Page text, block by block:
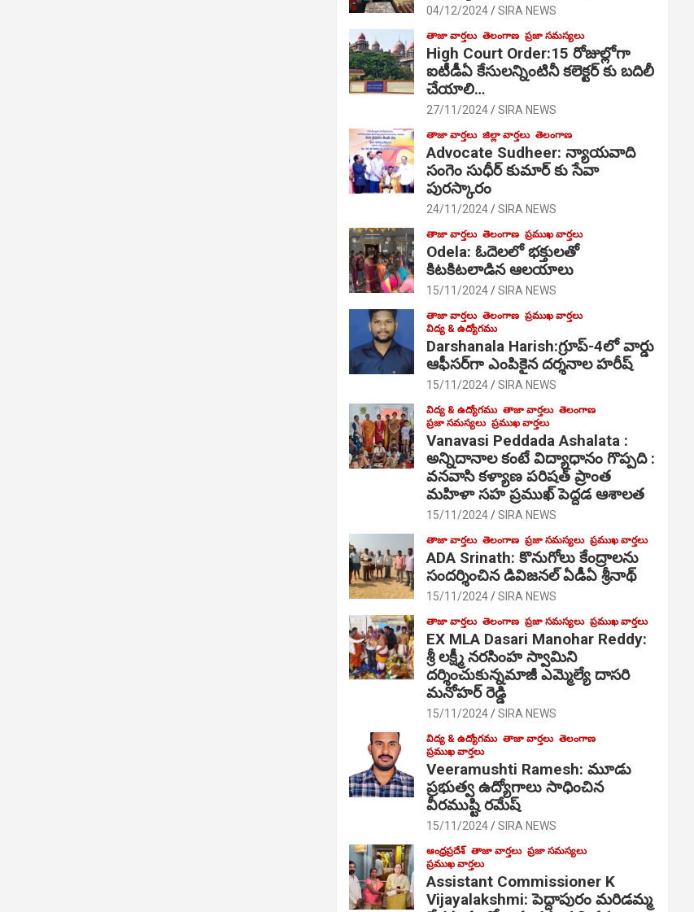
04/12/2024 SIRA NEWS
తాజా వార్తలు తెలంగాణ ప్రజా సమస్యలు
High Court Order:15 రోజుల్లోగా
ఐటీడీఏ కేసులన్నింటినీ కలెక్టర్ కు బదిలీ
చేయాలి…
27/11/2024 SIRA NEWS
తాజా వార్తలు జిల్లా వార్తలు తెలంగాణ
Advocate Sudheer: న్యాయవాది
సంగెం సుధీర్ కుమార్ కు సేవా
పురస్కారం
24/11/2024 SIRA NEWS
తాజా వార్తలు తెలంగాణ ప్రముఖ వార్తలు
Odela: ఓదెల‌లో భక్తులతో
కిటకిటలాడిన ఆల‌యాలు
15/11/2024 SIRA NEWS
తాజా వార్తలు తెలంగాణ ప్రముఖ వార్తలు
విద్య & ఉద్యోగము
Darshanala Harish:గ్రూప్-4లో వార్డు
ఆఫీసర్‌గా ఎంపికైన దర్శనాల హరీష్
15/11/2024 SIRA NEWS
విద్య & ఉద్యోగము తాజా వార్తలు తెలంగాణ
ప్రజా సమస్యలు ప్రముఖ వార్తలు
Vanavasi Peddada Ashalata :
అన్నిదానాల కంటే విద్యాధానం గొప్పది :
వనవాసి కళ్యాణ పరిషత్ ప్రాంత
మహిళా సహ ప్రముఖ్ పెద్దడ ఆశాలత
15/11/2024 SIRA NEWS
తాజా వార్తలు తెలంగాణ ప్రజా సమస్యలు ప్రముఖ వార్తలు
ADA Srinath: కొనుగోలు కేంద్రాల‌ను
సంద‌ర్శించిన డివిజనల్ ఏడీఏ శ్రీనాథ్
15/11/2024 SIRA NEWS
తాజా వార్తలు తెలంగాణ ప్రజా సమస్యలు ప్రముఖ వార్తలు
EX MLA Dasari Manohar Reddy:
శ్రీ లక్ష్మీ నరసింహ స్వామిని
దర్శించుకున్నమాజీ ఎమ్మెల్యే దాసరి
మనోహర్ రెడ్డి
15/11/2024 SIRA NEWS
విద్య & ఉద్యోగము తాజా వార్తలు తెలంగాణ
ప్రముఖ వార్తలు
Veeramushti Ramesh: మూడు
ప్రభుత్వ ఉద్యోగాలు సాధించిన
వీరముష్టి రమేష్
15/11/2024 SIRA NEWS
ఆంధ్రప్రదేశ్ తాజా వార్తలు ప్రజా సమస్యలు
ప్రముఖ వార్తలు
Assistant Commissioner K
Vijayalakshmi: పెద్దాపురం మరిడమ్మ